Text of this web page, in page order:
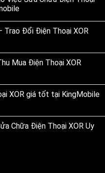
Trao Đổi Điện Thoại XOR
Mua Điện Thoại XOR
XOR giá tốt tại KingMobile
Chữa Điện Thoại XOR Uy